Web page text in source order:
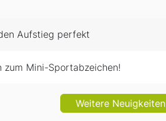
Aufstieg perfekt
zum Mini-Sportabzeichen!
Weitere Neuigkeiten